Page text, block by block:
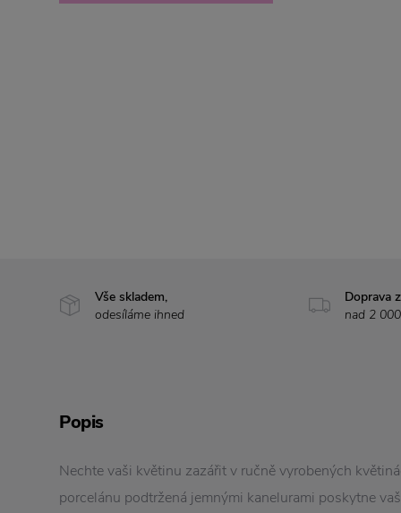
Vše skladem,
odesíláme ihned
Doprava
nad 2
Popis
Nechte vaši květinu zazářit v ručně vyrobených
porcelánu podtržená jemnými kanelurami poskytne